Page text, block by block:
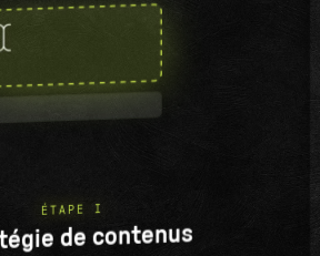
ÉTAPE I
de contenus